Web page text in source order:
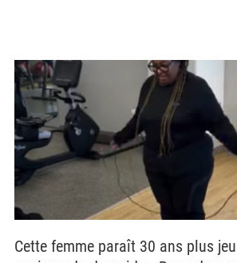
Cette femme paraît 30 ans plus